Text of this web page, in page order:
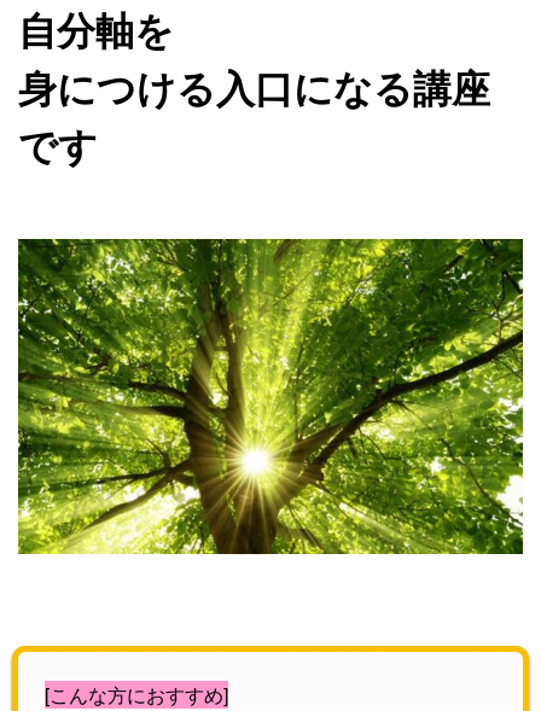
自分軸を
身につける入口になる講座
です
[こんな方におすすめ]